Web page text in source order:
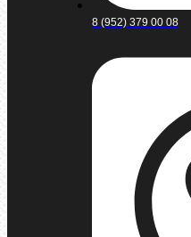
8 (952) 379 00 08